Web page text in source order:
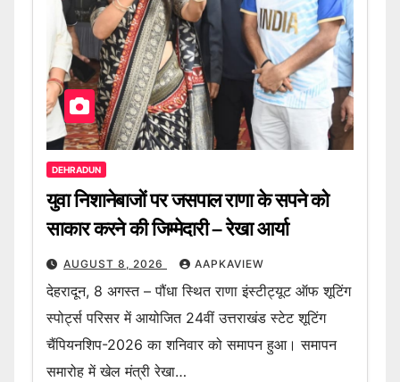
DEHRADUN
युवा निशानेबाजों पर जसपाल राणा के सपने को
साकार करने की जिम्मेदारी – रेखा आर्या
AUGUST 8, 2026 AAPKAVIEW
देहरादून, 8 अगस्त – पौंधा स्थित राणा इंस्टीट्यूट ऑफ शूटिंग
स्पोर्ट्स परिसर में आयोजित 24वीं उत्तराखंड स्टेट शूटिंग
चैंपियनशिप-2026 का शनिवार को समापन हुआ। समापन
समारोह में खेल मंत्री रेखा…